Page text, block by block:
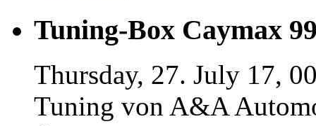
Tuning-Box Caymax
Thursday, 27. July 17,
Tuning von A&A